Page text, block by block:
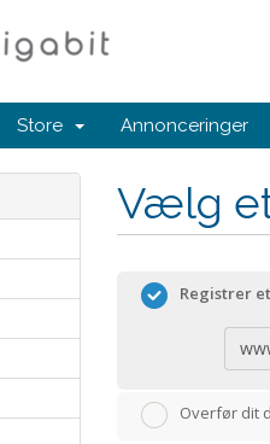
Store Annonceringer
Vælg
Registrer
Overfør dit